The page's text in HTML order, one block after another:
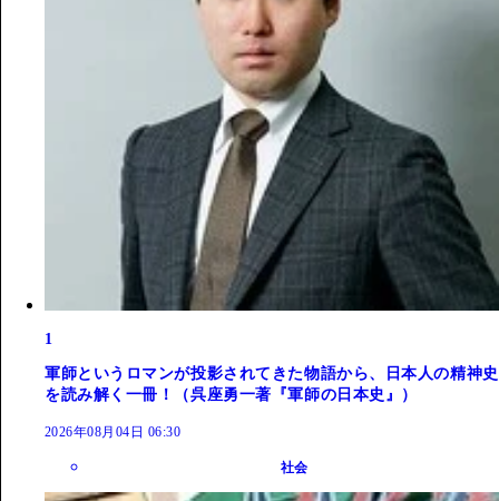
1
軍師というロマンが投影されてきた物語から、日本人の精神史
を読み解く一冊！（呉座勇一著『軍師の日本史』）
2026年08月04日 06:30
社会